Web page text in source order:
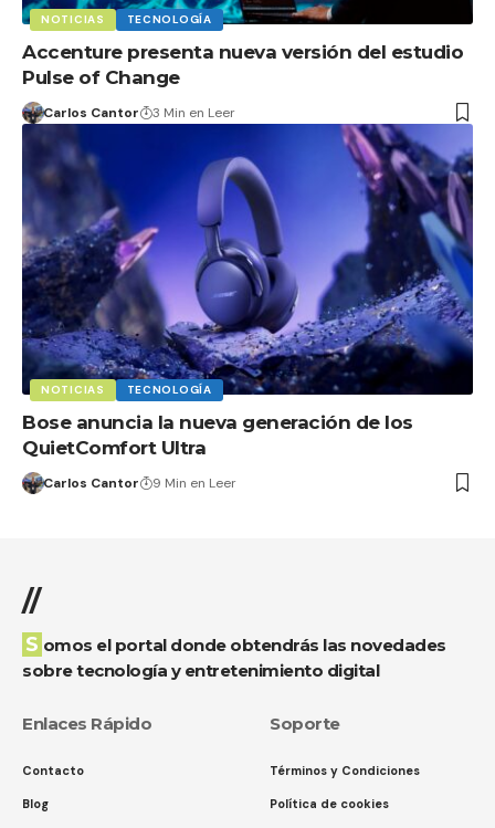
NOTICIAS TECNOLOGÍA
Accenture presenta nueva versión del estudio
Pulse of Change
Carlos Cantor 3 Min en Leer
NOTICIAS TECNOLOGÍA
Bose anuncia la nueva generación de los
QuietComfort Ultra
Carlos Cantor 9 Min en Leer
//
Somos el portal donde obtendrás las novedades
sobre tecnología y entretenimiento digital
Enlaces Rápido
Contacto
Blog
Soporte
Términos y Condiciones
Política de cookies